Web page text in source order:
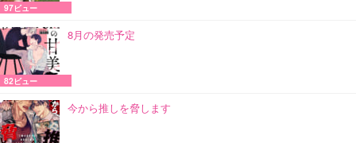
97ビュー
8月の発売予定
82ビュー
今から推しを脅します